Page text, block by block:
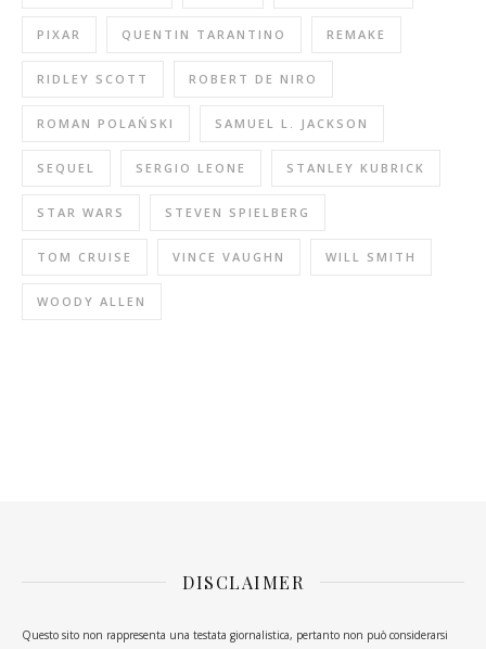
PIXAR QUENTIN TARANTINO REMAKE
RIDLEY SCOTT ROBERT DE NIRO
ROMAN POLAŃSKI SAMUEL L. JACKSON
SEQUEL SERGIO LEONE STANLEY KUBRICK
STAR WARS STEVEN SPIELBERG
TOM CRUISE VINCE VAUGHN WILL SMITH
WOODY ALLEN
DISCLAIMER
Questo sito non rappresenta una testata giornalistica, pertanto non può considerarsi